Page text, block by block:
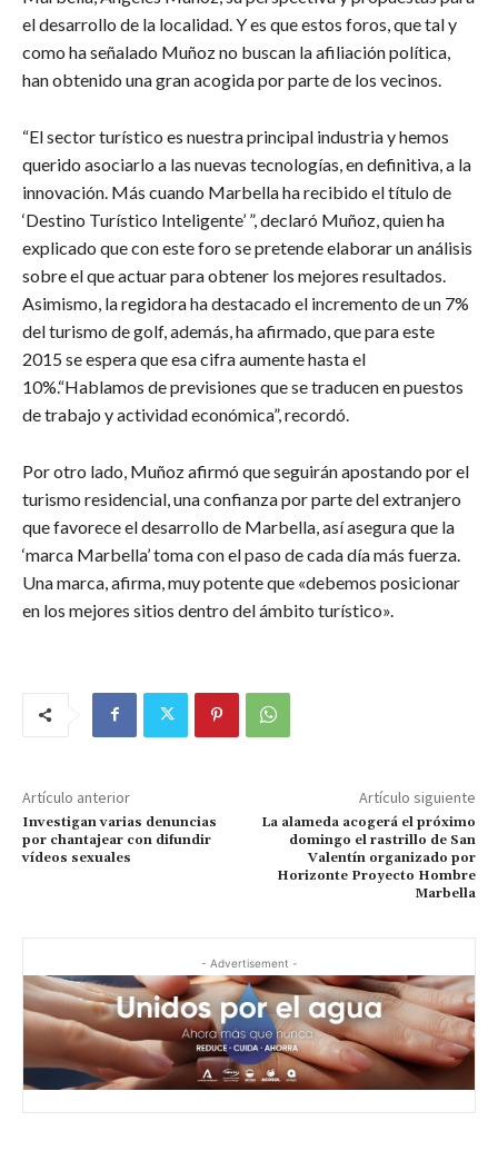
el desarrollo de la localidad. Y es que estos foros, que tal y
como ha señalado Muñoz no buscan la afiliación política,
han obtenido una gran acogida por parte de los vecinos.
“El sector turístico es nuestra principal industria y hemos
querido asociarlo a las nuevas tecnologías, en definitiva, a la
innovación. Más cuando Marbella ha recibido el título de
‘Destino Turístico Inteligente’ ”, declaró Muñoz, quien ha
explicado que con este foro se pretende elaborar un análisis
sobre el que actuar para obtener los mejores resultados.
Asimismo, la regidora ha destacado el incremento de un 7%
del turismo de golf, además, ha afirmado, que para este
2015 se espera que esa cifra aumente hasta el
10%.“Hablamos de previsiones que se traducen en puestos
de trabajo y actividad económica”, recordó.
Por otro lado, Muñoz afirmó que seguirán apostando por el
turismo residencial, una confianza por parte del extranjero
que favorece el desarrollo de Marbella, así asegura que la
‘marca Marbella’ toma con el paso de cada día más fuerza.
Una marca, afirma, muy potente que «debemos posicionar
en los mejores sitios dentro del ámbito turístico».
Artículo anterior
Investigan varias denuncias
por chantajear con difundir
vídeos sexuales
Artículo siguiente
La alameda acogerá el próximo
domingo el rastrillo de San
Valentín organizado por
Horizonte Proyecto Hombre
Marbella
- Advertisement -